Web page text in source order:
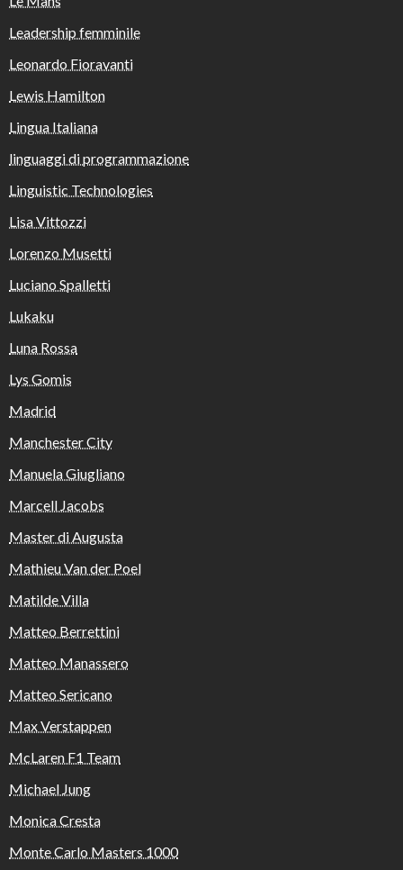
Leadership femminile
Leonardo Fioravanti
Lewis Hamilton
Lingua Italiana
linguaggi di programmazione
Linguistic Technologies
Lisa Vittozzi
Lorenzo Musetti
Luciano Spalletti
Lukaku
Luna Rossa
Lys Gomis
Madrid
Manchester City
Manuela Giugliano
Marcell Jacobs
Master di Augusta
Mathieu Van der Poel
Matilde Villa
Matteo Berrettini
Matteo Manassero
Matteo Sericano
Max Verstappen
McLaren F1 Team
Michael Jung
Monica Cresta
Monte Carlo Masters 1000